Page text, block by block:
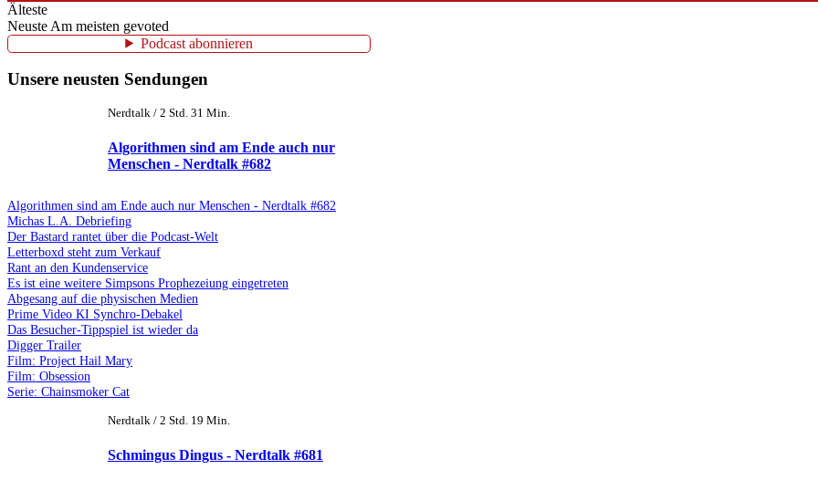
Älteste
Neuste Am meisten gevoted
Podcast abonnieren
Unsere neusten Sendungen
Nerdtalk / 2 Std. 31 Min.
Algorithmen sind am Ende auch nur
Menschen - Nerdtalk #682
Algorithmen sind am Ende auch nur Menschen - Nerdtalk #682
Michas L.A. Debriefing
Der Bastard rantet über die Podcast-Welt
Letterboxd steht zum Verkauf
Rant an den Kundenservice
Es ist eine weitere Simpsons Prophezeiung eingetreten
Abgesang auf die physischen Medien
Prime Video KI Synchro-Debakel
Das Besucher-Tippspiel ist wieder da
Digger Trailer
Film: Project Hail Mary
Film: Obsession
Serie: Chainsmoker Cat
Nerdtalk / 2 Std. 19 Min.
Schmingus Dingus - Nerdtalk #681